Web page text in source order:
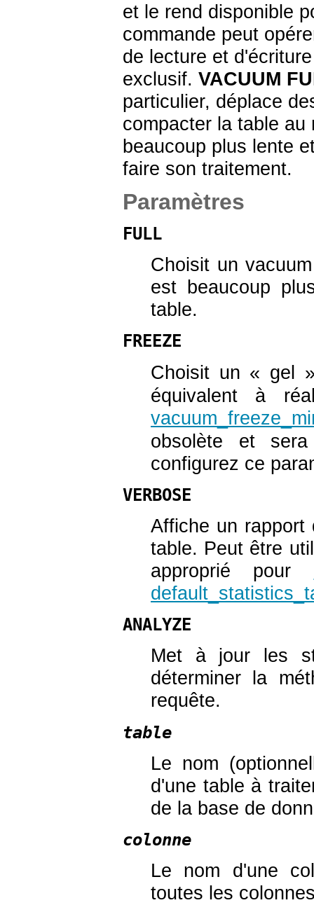
et le rend disponible
commande peut
de lecture et
exclusif. VACUUM
particulier, déplace
compacter la table
beaucoup plus lente
faire son traitement.
Paramètres
FULL
Choisit un
est beaucoup
table.
FREEZE
Choisit un « gel
équivalent à
obsolète et
configurez ce
VERBOSE
Affiche un rapport
table. Peut être
approprié pour
ANALYZE
Met à jour les
déterminer la
requête.
table
Le nom
d'une table à
de la base de
colonne
Le nom d'une
toutes les